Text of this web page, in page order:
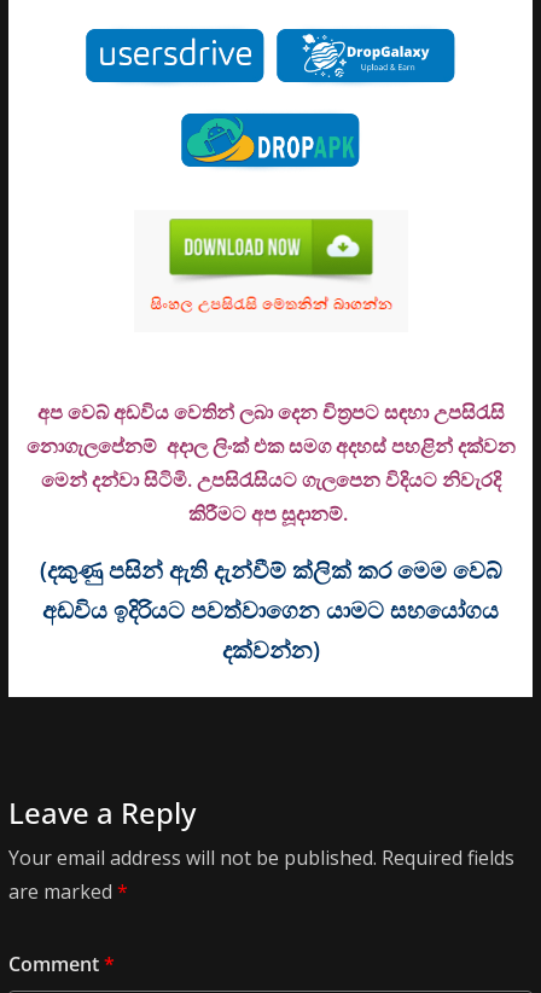
අප වෙබ් අඩවිය වෙතින් ලබා දෙන චිත්‍රපට සඳහා උපසිරැසි
නොගැලපේනම් අදාල ලිංක් එක සමග අදහස් පහළින් දක්වන
මෙන් දන්වා සිටිමි. උපසිරැසියට ගැලපෙන විදියට නිවැරදි
කිරීමට අප සූදානම්.
(දකුණු පසින් ඇති දැන්වීම් ක්ලික් කර මෙම වෙබ්
අඩවිය ඉදිරියට පවත්වාගෙන යාමට සහයෝගය
දක්වන්න)
Leave a Reply
Your email address will not be published. Required fields
are marked *
Comment*